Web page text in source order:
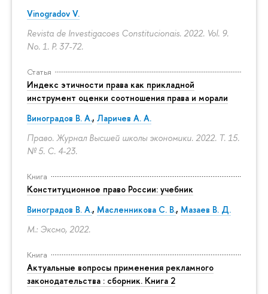
Vinogradov V.
Revista de Investigacoes Constitucionais. 2022. Vol. 9.
No. 1. P. 37-72.
Статья
Индекс этичности права как прикладной
инструмент оценки соотношения права и морали
Виноградов В. А., Ларичев А. А.
Право. Журнал Высшей школы экономики. 2022. Т. 15.
№ 5. С. 4-23.
Книга
Конституционное право России: учебник
Виноградов В. А., Масленникова С. В., Мазаев В. Д.
М.: Эксмо, 2022.
Книга
Актуальные вопросы применения рекламного
законодательства : сборник. Книга 2